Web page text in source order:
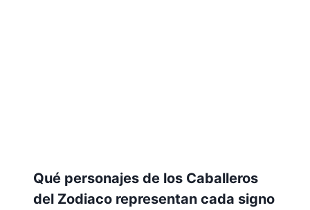
Qué personajes de los Caballeros
del Zodiaco representan cada signo